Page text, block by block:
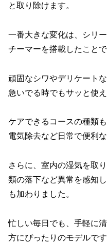
と取り除けます。
一番大きな変化は、シリ
チーマーを搭載したことで
頑固なシワやデリケート
急いでる時でもサッと使え
ケアできるコースの種類
電気除去など日常で便利
さらに、室内の湿気を取
類の落下など異常を感知
も加わりました。
忙しい毎日でも、手軽に
方にぴったりのモデルです